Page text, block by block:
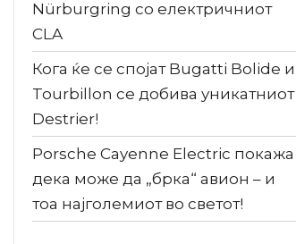
Nürburgring со електричниот
CLA
Кога ќе се спојат Bugatti Bolide и
Tourbillon се добива уникатниот
Destrier!
Porsche Cayenne Electric покажа
дека може да „брка“ авион – и
тоа најголемиот во светот!